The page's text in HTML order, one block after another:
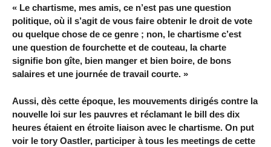
« Le chartisme, mes amis, ce n’est pas une question
politique, où il s’agit de vous faire obtenir le droit de vote
ou quelque chose de ce genre ; non, le chartisme c’est
une question de fourchette et de couteau, la charte
signifie bon gîte, bien manger et bien boire, de bons
salaires et une journée de travail courte. »
Aussi, dès cette époque, les mouvements dirigés contre la
nouvelle loi sur les pauvres et réclamant le bill des dix
heures étaient en étroite liaison avec le chartisme. On put
voir le tory Oastler, participer à tous les meetings de cette